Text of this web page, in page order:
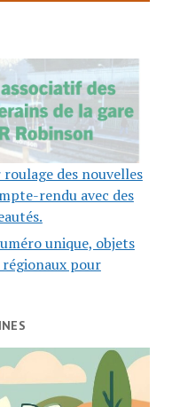
des nouvelles
rendu avec des
unique, objets
régionaux pour